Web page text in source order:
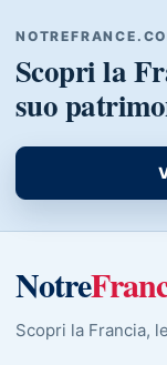
Scopri la
suo
Notre
Scopri la Francia,